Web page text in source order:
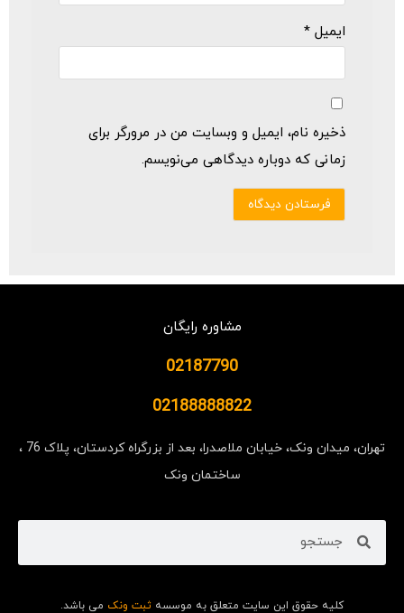
ایمیل *
ذخیره نام، ایمیل و وبسایت من در مرورگر برای
زمانی که دوباره دیدگاهی می‌نویسم.
مشاوره رایگان
02187790
02188888822
تهران، میدان ونک، خیابان ملاصدرا، بعد از بزرگراه کردستان، پلاک 76 ،
ساختمان ونک
کلیه حقوق این سایت متعلق به موسسه ثبت ونک می باشد.